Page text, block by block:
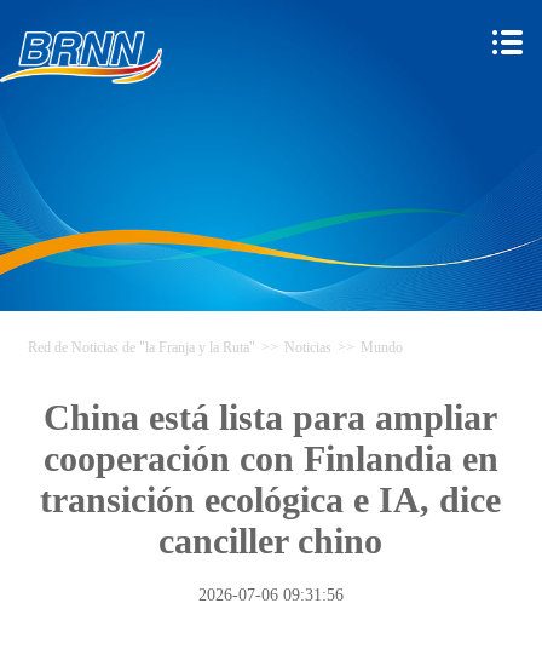
Red de Noticias de "la Franja y la Ruta" >> Noticias >> Mundo
China está lista para ampliar
cooperación con Finlandia en
transición ecológica e IA, dice
canciller chino
2026-07-06 09:31:56